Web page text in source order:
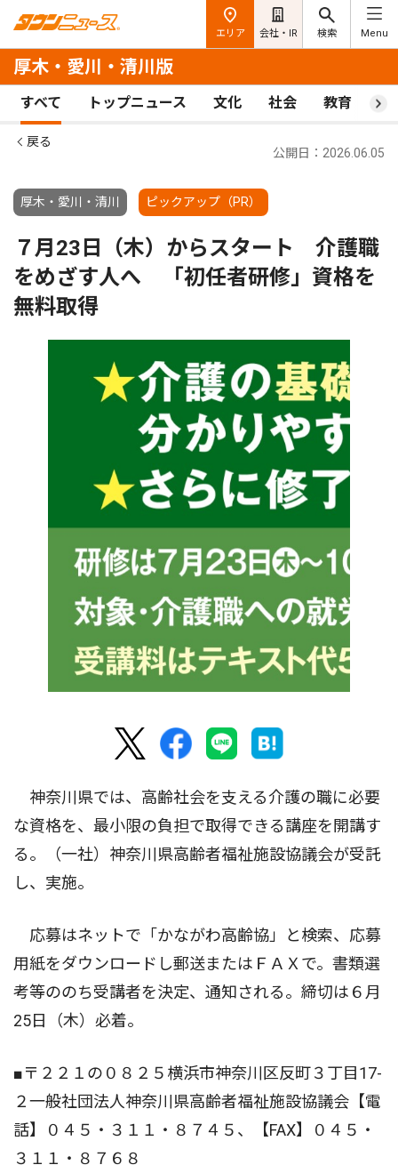
エリア 会社・IR 検索 Menu
厚木・愛川・清川版
すべて トップニュース 文化 社会 教育 ス
戻る
厚木・愛川・清川 ピックアップ（PR）
公開日：2026.06.05
７月23日（木）からスタート 介護職
をめざす人へ 「初任者研修」資格を
無料取得
神奈川県では、高齢社会を支える介護の職に必要
な資格を、最小限の負担で取得できる講座を開講す
る。（一社）神奈川県高齢者福祉施設協議会が受託
し、実施。
応募はネットで「かながわ高齢協」と検索、応募
用紙をダウンロードし郵送またはＦＡＸで。書類選
考等ののち受講者を決定、通知される。締切は６月
25日（木）必着。
■〒２２１の０８２５横浜市神奈川区反町３丁目17-
２一般社団法人神奈川県高齢者福祉施設協議会【電
話】０４５・３１１・８７４５、【FAX】０４５・
３１１・８７６８